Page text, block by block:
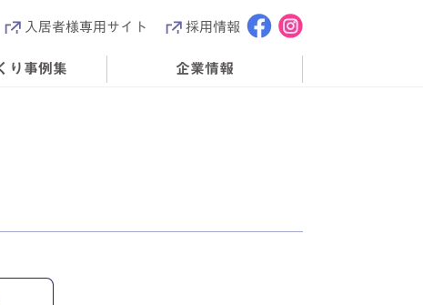
入居者様専用サイト 採用情報
り事例集 企業情報